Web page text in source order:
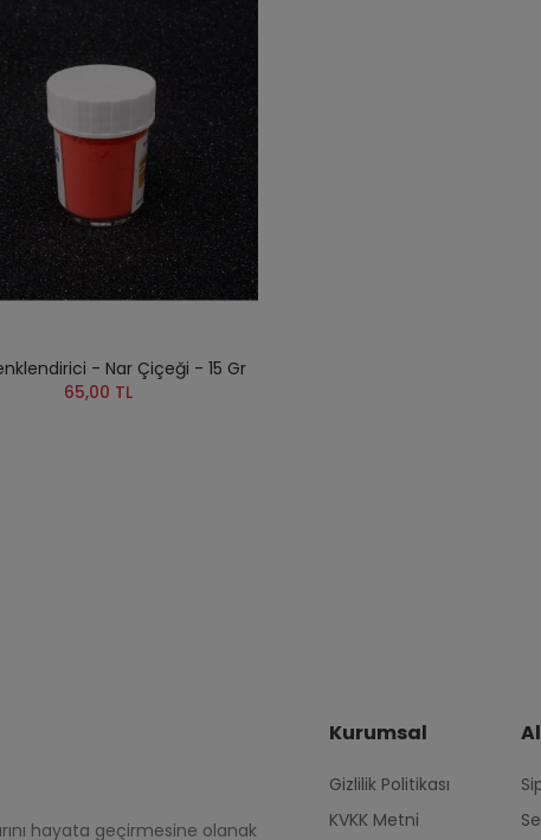
- Nar Çiçeği - 15 Gr
65,00 TL
hayata geçirmesine olanak
Kurumsal
Gizlilik Politikası
KVKK Metni